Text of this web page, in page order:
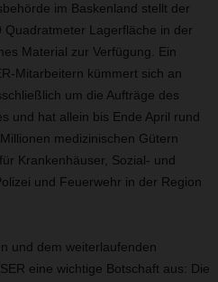
im Baskenland stellt der
Lagerfläche in der
Material zur Verfügung. Ein
Mitarbeitern kümmert sich an
um die Aufträge des
und hat allein bis Ende April rund
medizinischen Gütern
Krankenhäuser, Sozial- und
und Feuerwehr in der Region
und dem weiterlaufenden
eine wichtige Botschaft aus: Die